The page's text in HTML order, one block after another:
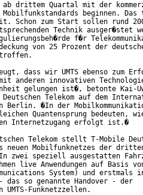
ab drittem Quartal mit der
Mobilfunkstandards beginnen.
Schon zum Start sollen rund
Technik ausger�stet
f�r
von 25 Prozent der
dass wir UMTS ebenso zum
anderen innovativen
gelungen ist�, betonte Kai-
Telekom auf dem
Berlin. �In der
Quantensprung bedeuten,
Internetzugang erfolgt ist.�
Telekom stellt T-Mobile
neuen Mobilfunknetzes der
zwei speziell ausgestatten
live Anwendungen auf Basis von
System) und erstmals
das so genannte Handover - der
UMTS-Funknetzzellen.